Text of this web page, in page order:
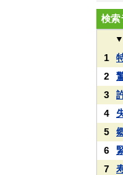
検索
▼
1
2
3
4
5
6
7